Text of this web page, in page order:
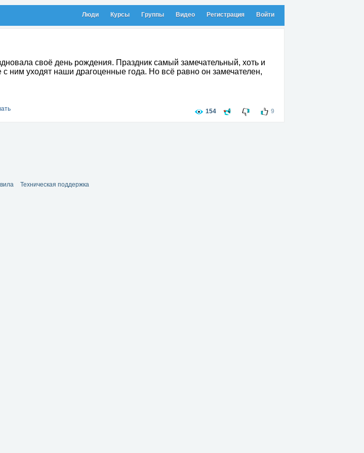
Люди Курсы Группы Видео Регистрация Войти
своё день рождения. Праздник самый замечательный, хоть и
с ним уходят наши драгоценные года. Но всё равно он замечателен,
154 9
Техническая поддержка